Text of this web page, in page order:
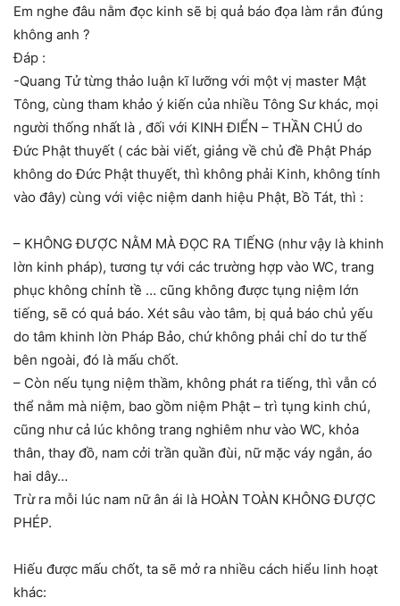
Em nghe đâu nằm đọc kinh sẽ bị quả báo đọa làm rắn đúng
không anh ?
Đáp :
-Quang Tử từng thảo luận kĩ lưỡng với một vị master Mật
Tông, cùng tham khảo ý kiến của nhiều Tông Sư khác, mọi
người thống nhất là , đối với KINH ĐIỂN – THẦN CHÚ do
Đức Phật thuyết ( các bài viết, giảng về chủ đề Phật Pháp
không do Đức Phật thuyết, thì không phải Kinh, không tính
vào đây) cùng với việc niệm danh hiệu Phật, Bồ Tát, thì :
– KHÔNG ĐƯỢC NẰM MÀ ĐỌC RA TIẾNG (như vậy là khinh
lờn kinh pháp), tương tự với các trường hợp vào WC, trang
phục không chỉnh tề … cũng không được tụng niệm lớn
tiếng, sẽ có quả báo. Xét sâu vào tâm, bị quả báo chủ yếu
do tâm khinh lờn Pháp Bảo, chứ không phải chỉ do tư thế
bên ngoài, đó là mấu chốt.
– Còn nếu tụng niệm thầm, không phát ra tiếng, thì vẫn có
thể nằm mà niệm, bao gồm niệm Phật – trì tụng kinh chú,
cũng như cả lúc không trang nghiêm như vào WC, khỏa
thân, thay đồ, nam cởi trần quần đùi, nữ mặc váy ngắn, áo
hai dây…
Trừ ra mỗi lúc nam nữ ân ái là HOÀN TOÀN KHÔNG ĐƯỢC
PHÉP.
Hiếu được mấu chốt, ta sẽ mở ra nhiều cách hiểu linh hoạt
khác: